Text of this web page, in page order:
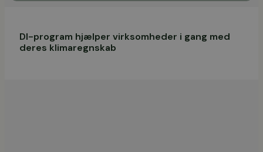
DI-program hjælper virksomheder i gang med
deres klimaregnskab